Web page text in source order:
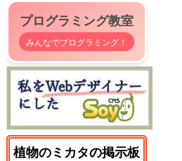
プログラミング教室
みんなでプログラミング！
植物のミカタの掲示板